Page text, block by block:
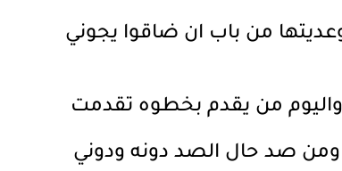
من باب ان ضاقوا يجوني
واليوم من يقدم بخطوه تقدمت
ومن صد حال الصد دونه ودوني